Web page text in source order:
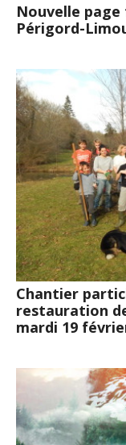
Nouvelle page
Périgord-
Chantier
restauration
mardi 19